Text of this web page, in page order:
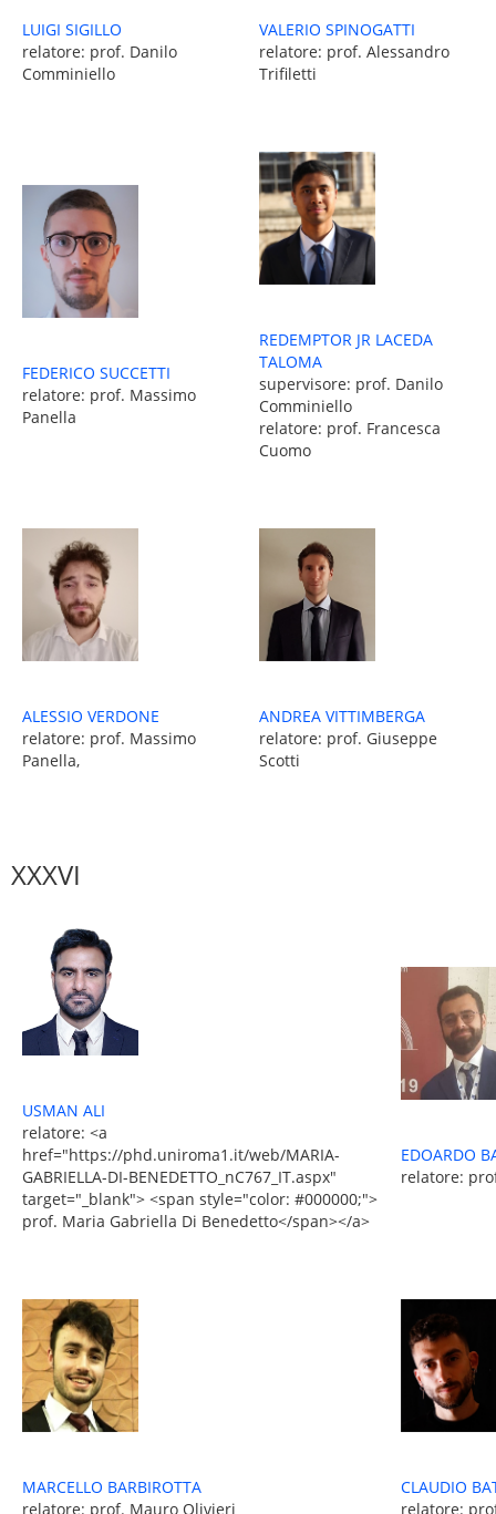
LUIGI SIGILLO
relatore: prof. Danilo
Comminiello
VALERIO SPINOGATTI
relatore: prof. Alessandro
Trifiletti
FEDERICO SUCCETTI
relatore: prof. Massimo
Panella
REDEMPTOR JR LACEDA
TALOMA
supervisore: prof. Danilo
Comminiello
relatore: prof. Francesca
Cuomo
ALESSIO VERDONE
relatore: prof. Massimo
Panella,
ANDREA VITTIMBERGA
relatore: prof. Giuseppe
Scotti
XXXVI
USMAN ALI
relatore: <a
href="https://phd.uniroma1.it/web/MARIA-
GABRIELLA-DI-BENEDETTO_nC767_IT.aspx"
target="_blank"> <span style="color: #000000;">
prof. Maria Gabriella Di Benedetto</span></a>
EDOARDO
relatore:
MARCELLO BARBIROTTA
relatore: prof. Mauro Olivieri
CLAUDIO
relatore: